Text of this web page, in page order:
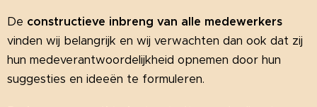
De constructieve inbreng van alle medewerkers
vinden wij belangrijk en wij verwachten dan ook dat zij
hun medeverantwoordelijkheid opnemen door hun
suggesties en ideeën te formuleren.